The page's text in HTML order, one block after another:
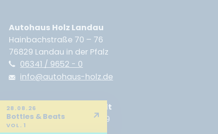
Autohaus Holz Landau
Hainbachstraße 70 – 76
76829 Landau in der Pfalz
06341 / 9652 - 0
info@autohaus-holz.de
Autohaus Holz Neustadt
Branchweilerhofstraße 89
67433 Neustadt
28.08.26
Bottles & Beats
VOL. 1
↗